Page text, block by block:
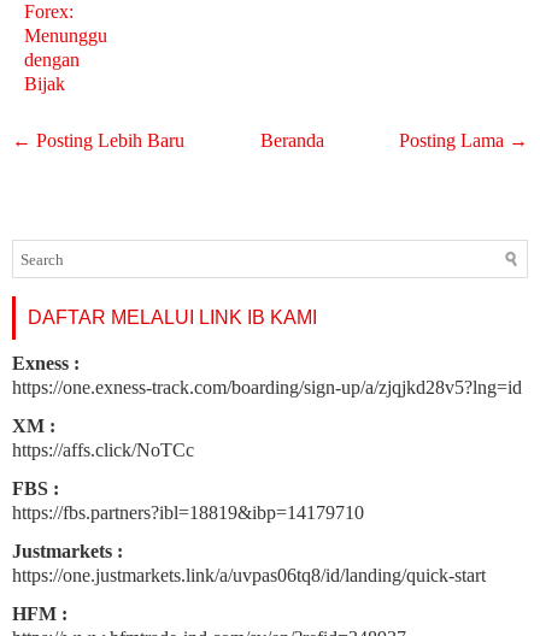
Forex:
Menunggu
dengan
Bijak
← Posting Lebih Baru Posting Lama →
Beranda
DAFTAR MELALUI LINK IB KAMI
Exness :
https://one.exness-track.com/boarding/sign-up/a/zjqjkd28v5?lng=id
XM :
https://affs.click/NoTCc
FBS :
https://fbs.partners?ibl=18819&ibp=14179710
Justmarkets :
https://one.justmarkets.link/a/uvpas06tq8/id/landing/quick-start
HFM :